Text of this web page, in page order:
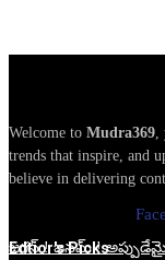
Welcome to Mudra369,
trends that inspire, and
believe in delivering
Edtior's Picks
జగన్.! జనమ్.!